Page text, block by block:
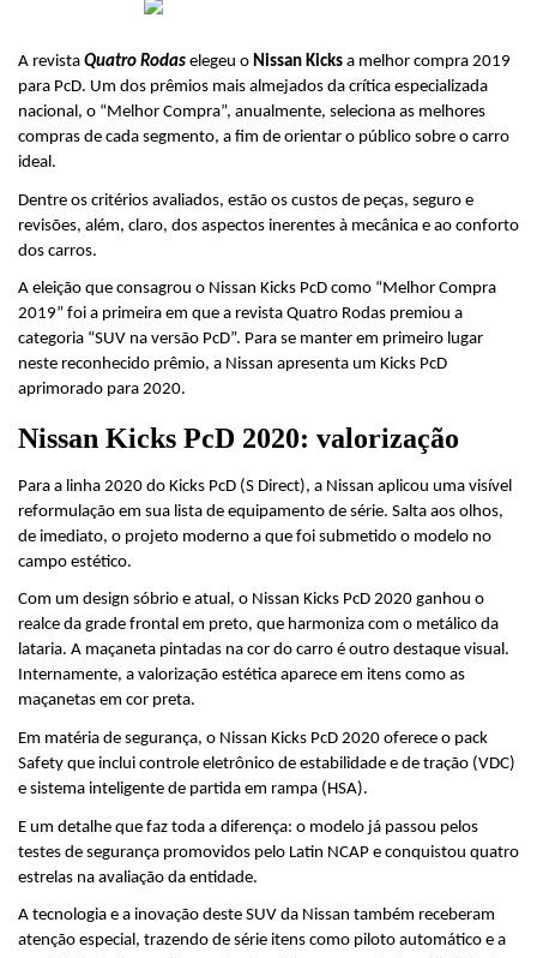
A revista Quatro Rodas elegeu o Nissan Kicks a melhor compra 2019
para PcD. Um dos prêmios mais almejados da crítica especializada
nacional, o “Melhor Compra”, anualmente, seleciona as melhores
compras de cada segmento, a fim de orientar o público sobre o carro
ideal.
Dentre os critérios avaliados, estão os custos de peças, seguro e
revisões, além, claro, dos aspectos inerentes à mecânica e ao conforto
dos carros.
A eleição que consagrou o Nissan Kicks PcD como “Melhor Compra
2019” foi a primeira em que a revista Quatro Rodas premiou a
categoria “SUV na versão PcD”. Para se manter em primeiro lugar
neste reconhecido prêmio, a Nissan apresenta um Kicks PcD
aprimorado para 2020.
Nissan Kicks PcD 2020: valorização
Para a linha 2020 do Kicks PcD (S Direct), a Nissan aplicou uma visível
reformulação em sua lista de equipamento de série. Salta aos olhos,
de imediato, o projeto moderno a que foi submetido o modelo no
campo estético.
Com um design sóbrio e atual, o Nissan Kicks PcD 2020 ganhou o
realce da grade frontal em preto, que harmoniza com o metálico da
lataria. A maçaneta pintadas na cor do carro é outro destaque visual.
Internamente, a valorização estética aparece em itens como as
maçanetas em cor preta.
Em matéria de segurança, o Nissan Kicks PcD 2020 oferece o pack
Safety que inclui controle eletrônico de estabilidade e de tração (VDC)
e sistema inteligente de partida em rampa (HSA).
E um detalhe que faz toda a diferença: o modelo já passou pelos
testes de segurança promovidos pelo Latin NCAP e conquistou quatro
estrelas na avaliação da entidade.
A tecnologia e a inovação deste SUV da Nissan também receberam
atenção especial, trazendo de série itens como piloto automático e a